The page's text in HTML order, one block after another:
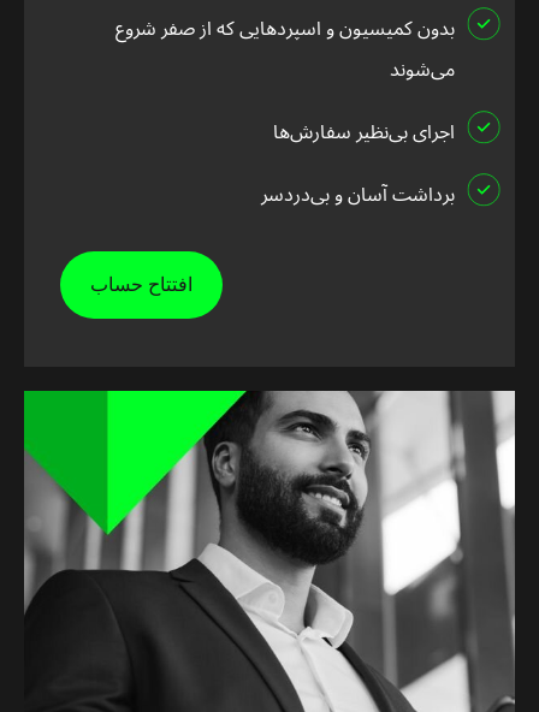
بدون کمیسیون و اسپردهایی که از صفر شروع
می‌شوند
اجرای بی‌نظیر سفارش‌ها
برداشت آسان و بی‌دردسر
افتتاح حساب